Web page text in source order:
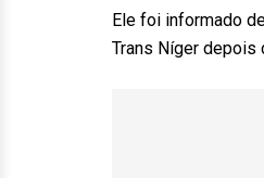
Ele foi informado
Trans Níger depois